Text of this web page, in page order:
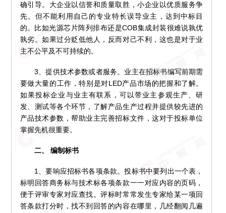
确引导。大企业以信誉和质量取胜，小企业以优质服务争
先。但不能利用自己的专业特长误导业主，达到中标目
的。比如光源芯片阵列排布还是COB集成封装很难说孰优
孰劣。如果过分贬低他人，反而对己不利，这也是对于业
主不公平及不可持续的。
3、提供技术参数或者服务。业主在招标书编写前期需
要做大量的工作，特别是对LED产品市场的把握和了解。
如果投标企业与业主有联系，可以带业主参观生产、研
发、测试等各个环节，了解产品生产过程并提供较先进的
产品技术参数，帮助业主完善招标文件，这对于投标单位
掌握先机很重要。
二、 编制标书
1、要响应招标书各项条款。投标书中要列出一个表，
标明回答商务标与技术标各项条款一一对应内容的页码，
便于评审专家对应查找。评标时常常发生专家给某一项回
答条款打分时，找不到回答的内容在哪里，几经翻阅几遍